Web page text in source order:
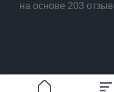
на основе 203